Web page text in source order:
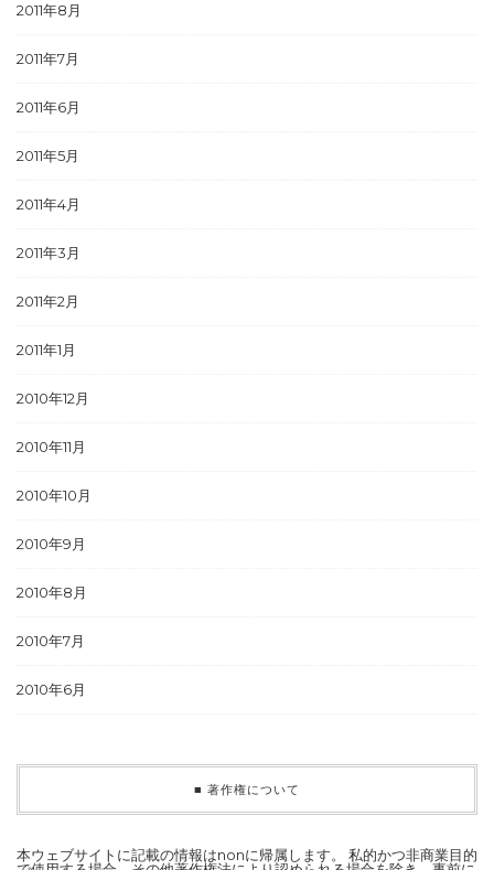
2011年8月
2011年7月
2011年6月
2011年5月
2011年4月
2011年3月
2011年2月
2011年1月
2010年12月
2010年11月
2010年10月
2010年9月
2010年8月
2010年7月
2010年6月
■ 著作権について
本ウェブサイトに記載の情報はnonに帰属します。 私的かつ非商業目的